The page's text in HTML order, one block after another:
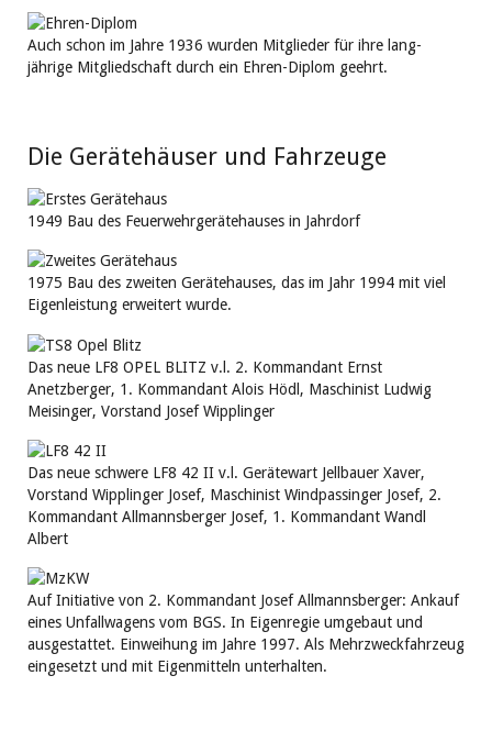
Auch schon im Jahre 1936 wurden Mitglieder für ihre lang-
jährige Mitgliedschaft durch ein Ehren-Diplom geehrt.
Die Gerätehäuser und Fahrzeuge
1949 Bau des Feuerwehrgerätehauses in Jahrdorf
1975 Bau des zweiten Gerätehauses, das im Jahr 1994 mit viel
Eigenleistung erweitert wurde.
Das neue LF8 OPEL BLITZ v.l. 2. Kommandant Ernst
Anetzberger, 1. Kommandant Alois Hödl, Maschinist Ludwig
Meisinger, Vorstand Josef Wipplinger
Das neue schwere LF8 42 II v.l. Gerätewart Jellbauer Xaver,
Vorstand Wipplinger Josef, Maschinist Windpassinger Josef, 2.
Kommandant Allmannsberger Josef, 1. Kommandant Wandl
Albert
Auf Initiative von 2. Kommandant Josef Allmannsberger: Ankauf
eines Unfallwagens vom BGS. In Eigenregie umgebaut und
ausgestattet. Einweihung im Jahre 1997. Als Mehrzweckfahrzeug
eingesetzt und mit Eigenmitteln unterhalten.